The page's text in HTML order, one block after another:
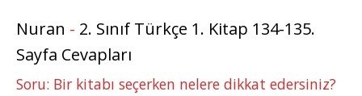
Nuran - 2. Sınıf Türkçe 1. Kitap 134-135.
Sayfa Cevapları
Soru: Bir kitabı seçerken nelere dikkat edersiniz?